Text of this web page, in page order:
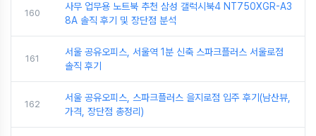
160
사무 업무용 노트북 추천 삼성 갤럭시북4 NT750XGR-A3
8A 솔직 후기 및 장단점 분석
161
서울 공유오피스, 서울역 1분 신축 스파크플러스 서울로점
솔직 후기
162
서울 공유오피스, 스파크플러스 을지로점 입주 후기(남산뷰,
가격, 장단점 총정리)